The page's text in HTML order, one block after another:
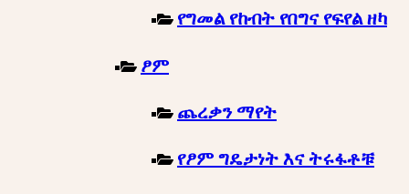
የግመል የከብት የበግና የፍየል ዘካ
ፆም
ጨረቃን ማየት
የፆም ግዴታነት እና ትሩፋቶቹ